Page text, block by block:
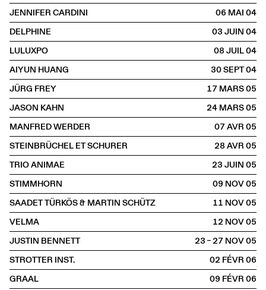
JENNIFER CARDINI
06 MAI2004
DELPHINE
03 JUIN2004
LULUXPO
08 JUIL2004
AIYUN HUANG
30 SEPT2004
JÜRG FREY
17 MARS2005
JASON KAHN
24 MARS2005
MANFRED WERDER
07 AVR2005
STEINBRÜCHEL ET SCHURER
28 AVR2005
TRIO ANIMAE
23 JUIN2005
STIMMHORN
09 NOV2005
SAADET TÜRKÖS & MARTIN SCHÜTZ
11 NOV2005
VELMA
12 NOV2005
JUSTIN BENNETT
23 – 27 NOV2005
STROTTER INST.
02 FÉVR2006
GRAAL
09 FÉVR2006